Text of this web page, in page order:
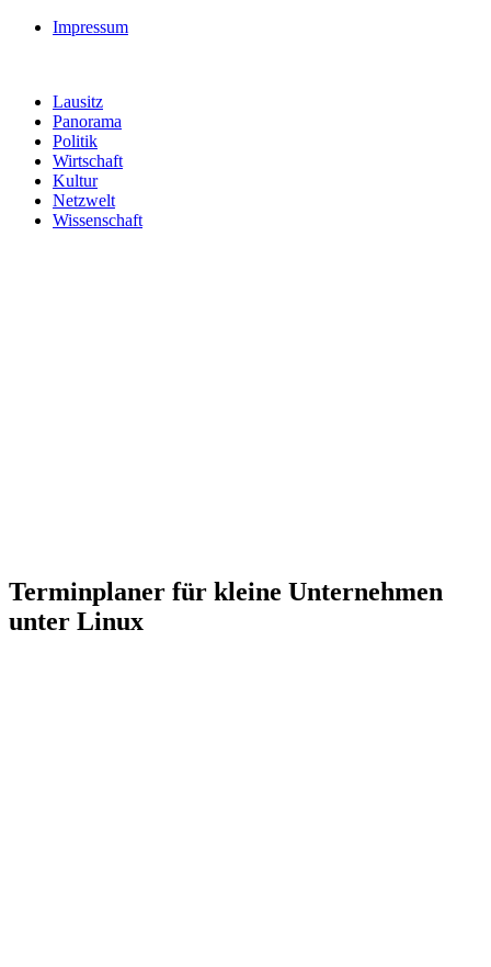
Impressum
Lausitz
Panorama
Politik
Wirtschaft
Kultur
Netzwelt
Wissenschaft
Terminplaner für kleine Unternehmen
unter Linux